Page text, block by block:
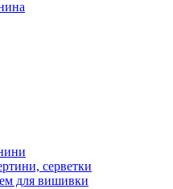
серветки
для вишивки